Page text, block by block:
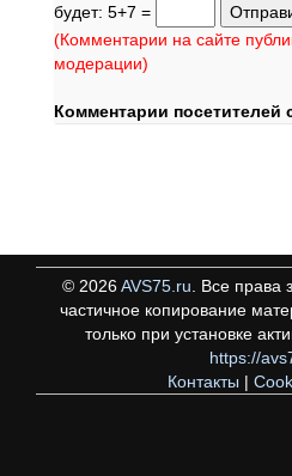
будет: 5+7 =
(Комментарии на сайте
модерации)
Комментарии посетителей
© 2026 AVS75.ru . Все
частичное копирование
только при установке
https://
Контакты |